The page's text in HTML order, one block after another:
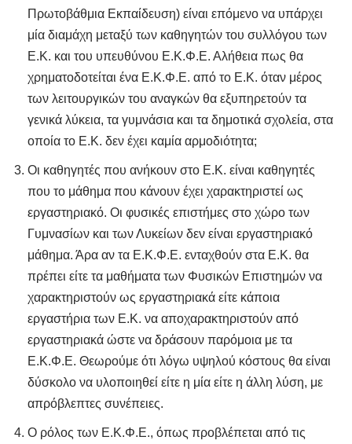
Πρωτοβάθμια Εκπαίδευση) είναι επόμενο να υπάρχει
μία διαμάχη μεταξύ των καθηγητών του συλλόγου των
Ε.Κ. και του υπευθύνου Ε.Κ.Φ.Ε. Αλήθεια πως θα
χρηματοδοτείται ένα Ε.Κ.Φ.Ε. από το Ε.Κ. όταν μέρος
των λειτουργικών του αναγκών θα εξυπηρετούν τα
γενικά λύκεια, τα γυμνάσια και τα δημοτικά σχολεία, στα
οποία το Ε.Κ. δεν έχει καμία αρμοδιότητα;
Οι καθηγητές που ανήκουν στο Ε.Κ. είναι καθηγητές
που το μάθημα που κάνουν έχει χαρακτηριστεί ως
εργαστηριακό. Οι φυσικές επιστήμες στο χώρο των
Γυμνασίων και των Λυκείων δεν είναι εργαστηριακό
μάθημα. Άρα αν τα Ε.Κ.Φ.Ε. ενταχθούν στα Ε.Κ. θα
πρέπει είτε τα μαθήματα των Φυσικών Επιστημών να
χαρακτηριστούν ως εργαστηριακά είτε κάποια
εργαστήρια των Ε.Κ. να αποχαρακτηριστούν από
εργαστηριακά ώστε να δράσουν παρόμοια με τα
Ε.Κ.Φ.Ε. Θεωρούμε ότι λόγω υψηλού κόστους θα είναι
δύσκολο να υλοποιηθεί είτε η μία είτε η άλλη λύση, με
απρόβλεπτες συνέπειες.
Ο ρόλος των Ε.Κ.Φ.Ε., όπως προβλέπεται από τις